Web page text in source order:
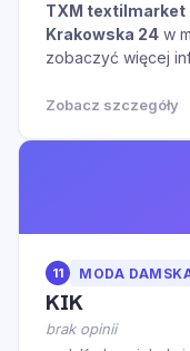
TXM textilmarket
Krakowska 24 w
zobaczyć więcej
Zobacz szczegóły
11 MODA
KIK
brak opinii